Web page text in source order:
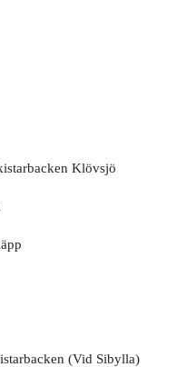
Klövsjö
(Vid Sibylla)